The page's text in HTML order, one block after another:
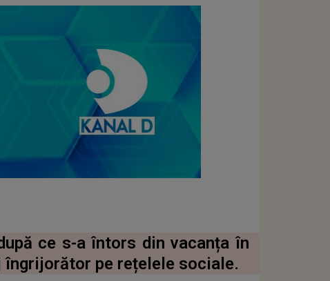
ce s-a întors din vacanța în
îngrijorător pe rețelele sociale.